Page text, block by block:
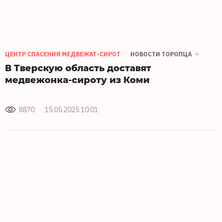
ЦЕНТР СПАСЕНИЯ МЕДВЕЖАТ-СИРОТ НОВОСТИ ТОРОПЦА
В Тверскую область доставят
медвежонка-сироту из Коми
8870 15.05.2025 10:01